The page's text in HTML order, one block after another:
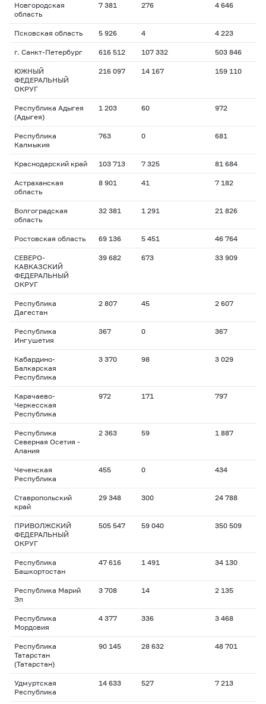
Новгородская
область
7 381 276 4 646
Псковская область 5 926 4 4 223
г. Санкт-Петербург 616 512 107 332 503 846
ЮЖНЫЙ
ФЕДЕРАЛЬНЫЙ
ОКРУГ
216 097 14 167 159 110
Республика Адыгея
(Адыгея)
1 203 60 972
Республика
Калмыкия
763 0 681
Краснодарский край 103 713 7 325 81 684
Астраханская
область
8 901 41 7 182
Волгоградская
область
32 381 1 291 21 826
Ростовская область 69 136 5 451 46 764
СЕВЕРО-
КАВКАЗСКИЙ
ФЕДЕРАЛЬНЫЙ
ОКРУГ
39 682 673 33 909
Республика
Дагестан
2 807 45 2 607
Республика
Ингушетия
367 0 367
Кабардино-
Балкарская
Республика
3 370 98 3 029
Карачаево-
Черкесская
Республика
972 171 797
Республика
Северная Осетия -
Алания
2 363 59 1 887
Чеченская
Республика
455 0 434
Ставропольский
край
29 348 300 24 788
ПРИВОЛЖСКИЙ
ФЕДЕРАЛЬНЫЙ
ОКРУГ
505 547 59 040 350 509
Республика
Башкортостан
47 616 1 491 34 130
Республика Марий
Эл
3 708 14 2 135
Республика
Мордовия
4 377 336 3 468
Республика
Татарстан
(Татарстан)
90 145 28 632 48 701
Удмуртская
Республика
14 633 527 7 213